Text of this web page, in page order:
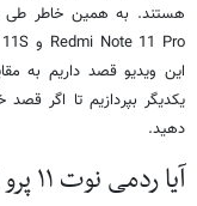
این ویدیو قصد داریم به
یکدیگر بپردازیم تا اگر قصد
دهید.
آیا ردمی نوت ۱۱ پرو ارزش خرید دارد؟